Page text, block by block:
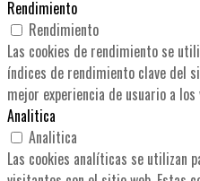
Rendimiento
Rendimiento
Las cookies de rendimiento se
índices de rendimiento clave del
mejor experiencia de usuario a
Analitica
Analitica
Las cookies analíticas se utilizan